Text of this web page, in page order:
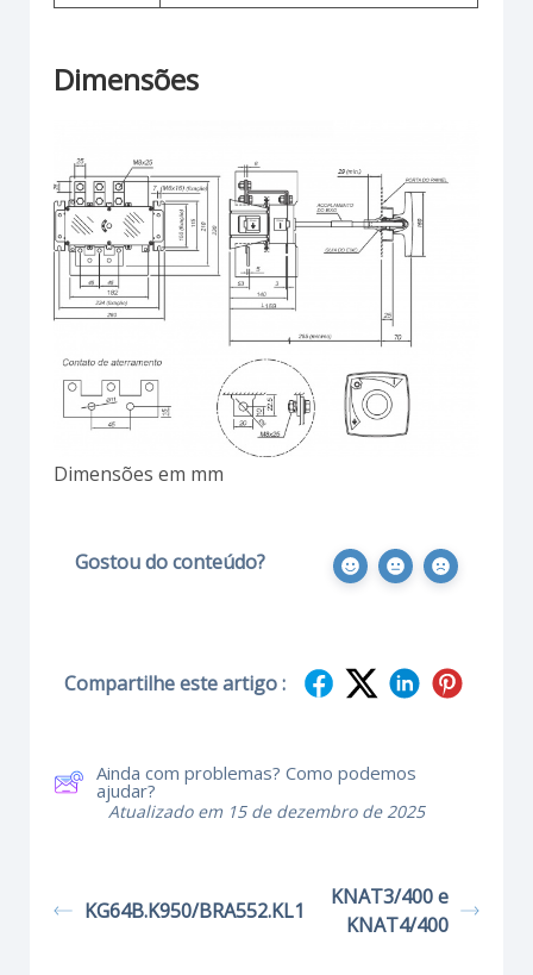
Dimensões
Dimensões em mm
Gostou do conteúdo?
Compartilhe este artigo :
Ainda com problemas? Como podemos
ajudar?
Atualizado em 15 de dezembro de 2025
KG64B.K950/BRA552.KL1
KNAT3/400 e
KNAT4/400